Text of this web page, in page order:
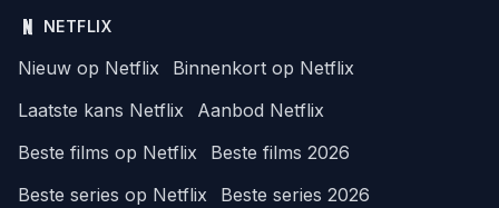
NETFLIX
Nieuw op Netflix
Binnenkort op Netflix
Laatste kans Netflix
Aanbod Netflix
Beste films op Netflix
Beste films 2026
Beste series op Netflix
Beste series 2026